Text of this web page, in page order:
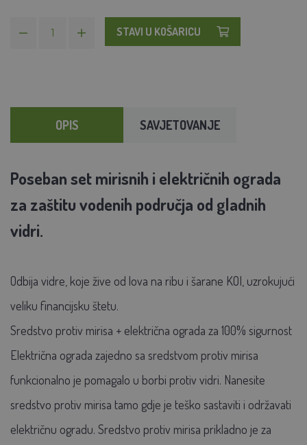
STAVI U KOŠARICU
OPIS SAVJETOVANJE
Poseban set mirisnih i električnih ograda
za zaštitu vodenih područja od gladnih
vidri.
Odbija vidre, koje žive od lova na ribu i šarane KOI, uzrokujući
veliku financijsku štetu.
Sredstvo protiv mirisa + električna ograda za 100% sigurnost
Električna ograda zajedno sa sredstvom protiv mirisa
funkcionalno je pomagalo u borbi protiv vidri. Nanesite
sredstvo protiv mirisa tamo gdje je teško sastaviti i održavati
električnu ogradu. Sredstvo protiv mirisa prikladno je za